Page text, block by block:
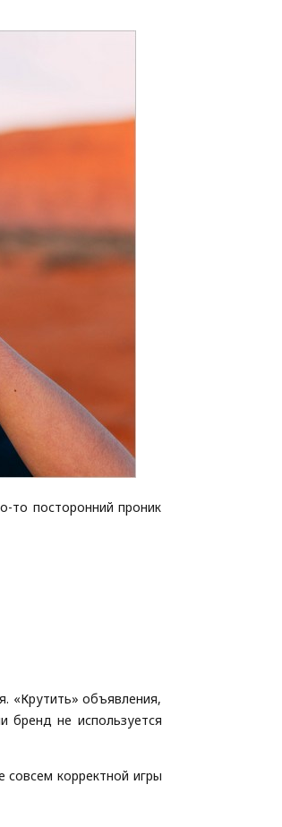
то посторонний проник
«Крутить» объявления,
бренд не используется
корректной игры